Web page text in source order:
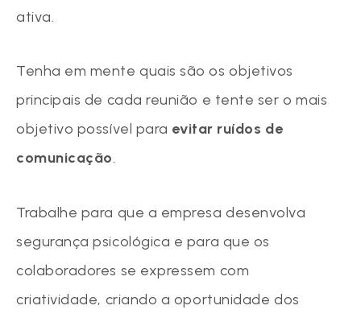
ativa.
Tenha em mente quais são os objetivos
principais de cada reunião e tente ser o mais
objetivo possível para evitar ruídos de
comunicação.
Trabalhe para que a empresa desenvolva
segurança psicológica e para que os
colaboradores se expressem com
criatividade, criando a oportunidade dos